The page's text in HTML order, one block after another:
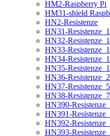
HM2-Raspberry Pi
HM31-shield
HN2-Resistenze
HN31-
HN32-
HN33-
HN34-
HN35-
HN36-
HN37-
HN38-
HN390-
HN391-
HN392-
HN393-